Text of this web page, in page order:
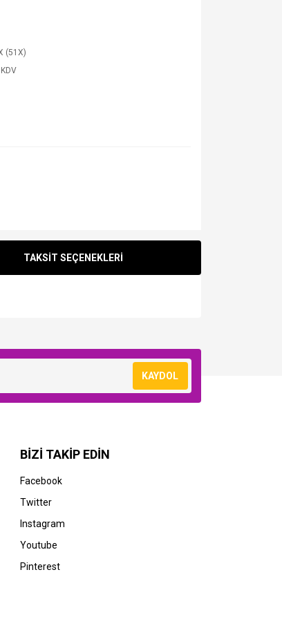
(51X)
TAKSİT SEÇENEKLERİ
KAYDOL
BİZİ TAKİP EDİN
Facebook
Twitter
Instagram
Youtube
Pinterest